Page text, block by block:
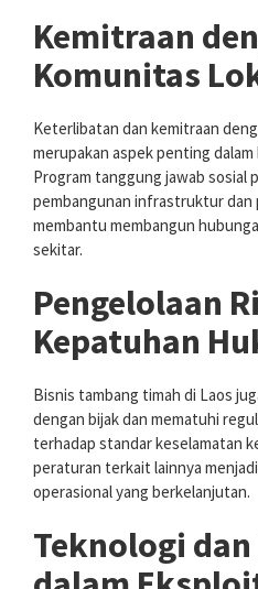
Kemitraan
Komunitas
Keterlibatan dan kemitraan
merupakan aspek penting
Program tanggung jawab sosial
pembangunan infrastruktur dan
membantu membangun
sekitar.
Pengelolaan
Kepatuhan
Bisnis tambang timah di Laos
dengan bijak dan mematuhi
terhadap standar keselamatan
peraturan terkait lainnya
operasional yang berkelanjutan.
Teknologi